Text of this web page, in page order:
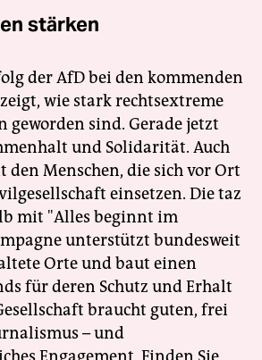
stärken
der AfD bei den kommenden
wie stark rechtsextreme
geworden sind. Gerade jetzt
und Solidarität. Auch
Menschen, die sich vor Ort
einsetzen. Die taz
mit "Alles beginnt im
unterstützt bundesweit
Orte und baut einen
für deren Schutz und Erhalt
braucht guten, frei
– und